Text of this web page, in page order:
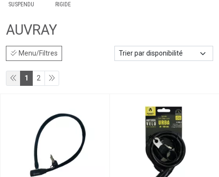
SUSPENDU
RIGIDE
AUVRAY
Menu/Filtres
1 2